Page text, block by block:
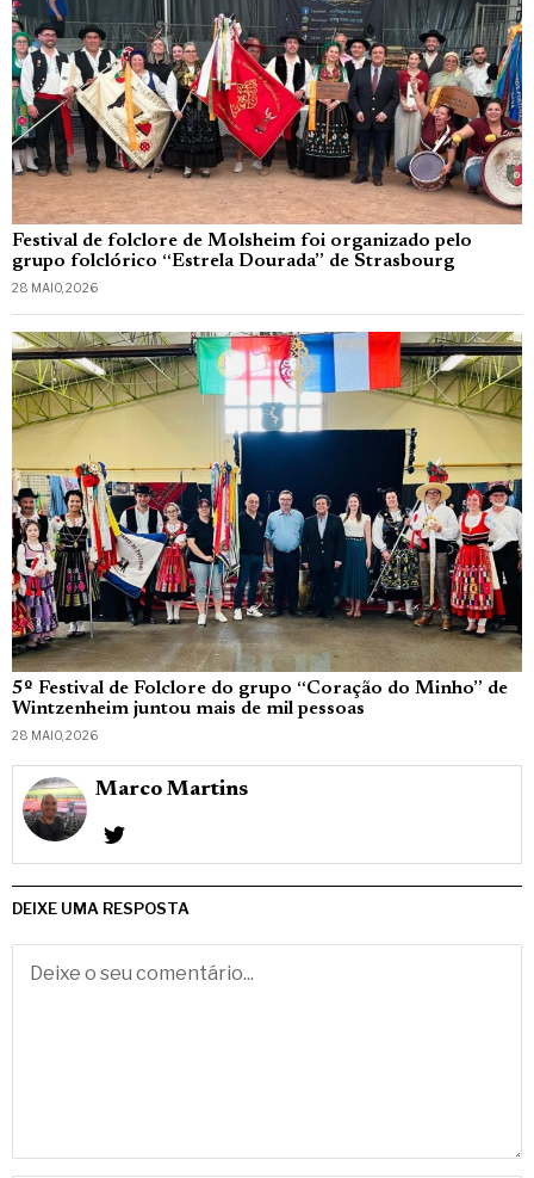
Festival de folclore de Molsheim foi organizado pelo
grupo folclórico “Estrela Dourada” de Strasbourg
28 MAIO, 2026
5º Festival de Folclore do grupo “Coração do Minho” de
Wintzenheim juntou mais de mil pessoas
28 MAIO, 2026
Marco Martins
DEIXE UMA RESPOSTA